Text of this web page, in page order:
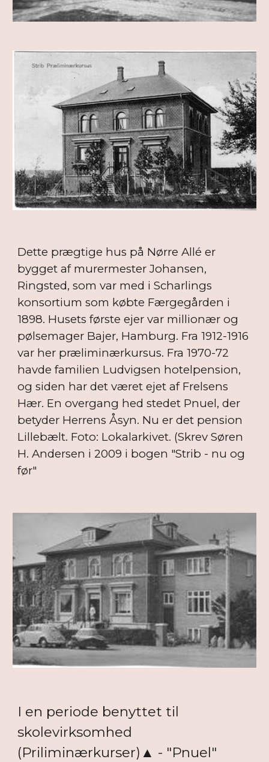
Dette prægtige hus på Nørre Allé er
bygget af murermester Johansen,
Ringsted, som var med i Scharlings
konsortium som købte Færgegården i
1898. Husets første ejer var millionær og
pølsemager Bajer, Hamburg. Fra 1912-1916
var her præliminærkursus. Fra 1970-72
havde familien Ludvigsen hotelpension,
og siden har det været ejet af Frelsens
Hær. En overgang hed stedet Pnuel, der
betyder Herrens Åsyn. Nu er det pension
Lillebælt. Foto: Lokalarkivet. (Skrev Søren
H. Andersen i 2009 i bogen "Strib - nu og
før"
I en periode benyttet til
skolevirksomhed
(Priliminærkurser)▲ - "Pnuel"